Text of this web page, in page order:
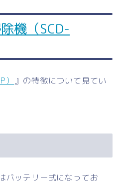
機（SCD-
』の特徴について見てい
バッテリー式になってお